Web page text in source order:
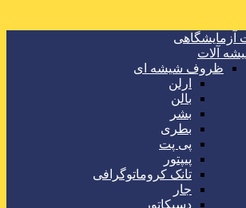
آزمایشگاهی
آلات
ظروف شیشه ای
ارلن
بالن
بشر
بطری
پی پت
پیپتور
تانک کروماتوگرافی
جار
دسیکاتور